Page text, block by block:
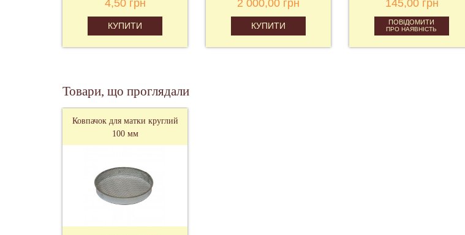
4,50 грн
КУПИТИ
2 000,00 грн
КУПИТИ
145,00 грн
ПОВІДОМИТИ
ПРО НАЯВНІСТЬ
Товари, що проглядали
Ковпачок для матки круглий
100 мм